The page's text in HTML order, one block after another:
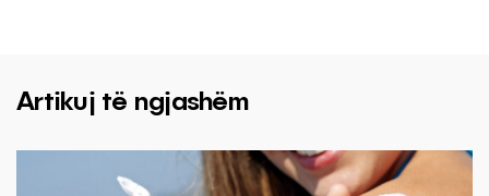
Artikuj të ngjashëm